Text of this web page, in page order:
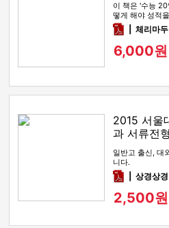
이 책은 '수능
떻게 해야 성적
있는 학생들을 …
pdf체리마두
6,000원
2015 서울
과 서류전
일반고 출신, 대
니다.
pdf상경상경
2,500원